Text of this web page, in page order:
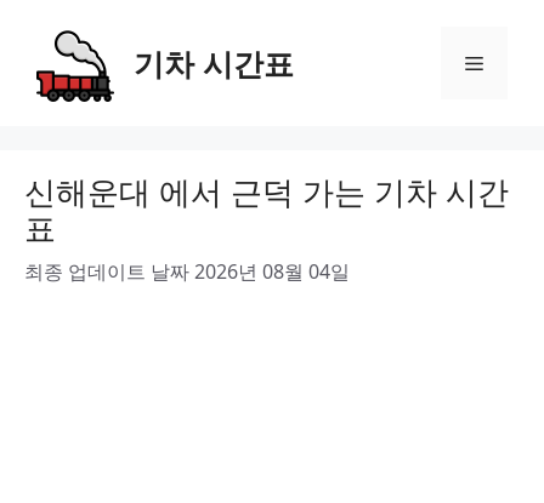
content
기차 시간표 Menu
신해운대 에서 근덕 가는 기차 시간
표
최종 업데이트 날짜 2026년 08월 04일